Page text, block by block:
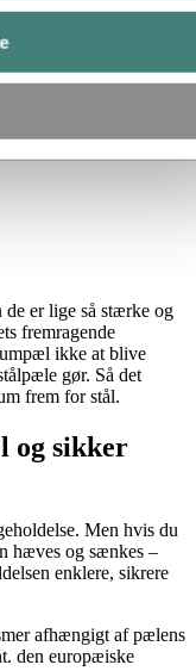
er lige så stærke og
fremragende
ikke at blive
gør. Så det
frem for stål.
og sikker
Men hvis du
hæves og sænkes –
enklere, sikrere
afhængigt af pælens
den europæiske